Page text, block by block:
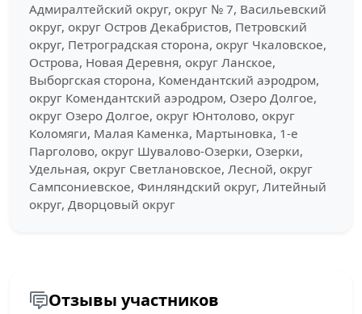
Адмиралтейский округ, округ № 7, Васильевский
округ, округ Остров Декабристов, Петровский
округ, Петроградская сторона, округ Чкаловское,
Острова, Новая Деревня, округ Ланское,
Выборгская сторона, Комендантский аэродром,
округ Комендантский аэродром, Озеро Долгое,
округ Озеро Долгое, округ Юнтолово, округ
Коломяги, Малая Каменка, Мартыновка, 1-е
Парголово, округ Шувалово-Озерки, Озерки,
Удельная, округ Светлановское, Лесной, округ
Сампсониевское, Финляндский округ, Литейный
округ, Дворцовый округ
Отзывы участников